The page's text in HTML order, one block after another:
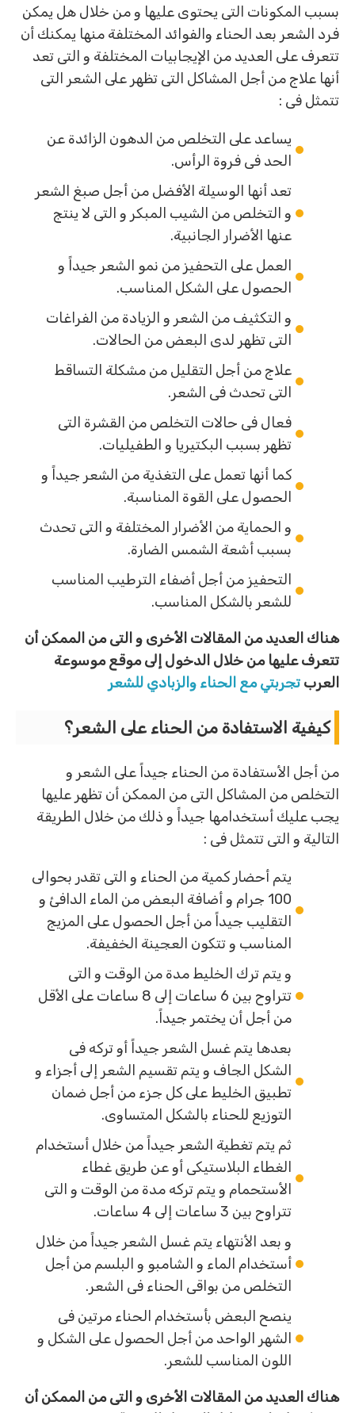
بسبب المكونات التى يحتوى عليها و من خلال هل يمكن
فرد الشعر بعد الحناء والفوائد المختلفة منها يمكنك أن
تتعرف على العديد من الإيجابيات المختلفة و التى تعد
أنها علاج من أجل المشاكل التى تظهر على الشعر التى
تتمثل فى :
يساعد على التخلص من الدهون الزائدة عن
الحد فى فروة الرأس.
تعد أنها الوسيلة الأفضل من أجل صبغ الشعر
و التخلص من الشيب المبكر و التى لا ينتج
عنها الأضرار الجانبية.
العمل على التحفيز من نمو الشعر جيداً و
الحصول على الشكل المناسب.
و التكثيف من الشعر و الزيادة من الفراغات
التى تظهر لدى البعض من الحالات.
علاج من أجل التقليل من مشكلة التساقط
التى تحدث فى الشعر.
فعال فى حالات التخلص من القشرة التى
تظهر بسبب البكتيريا و الطفيليات.
كما أنها تعمل على التغذية من الشعر جيداً و
الحصول على القوة المناسبة.
و الحماية من الأضرار المختلفة و التى تحدث
بسبب أشعة الشمس الضارة.
التحفيز من أجل أضفاء الترطيب المناسب
للشعر بالشكل المناسب.
هناك العديد من المقالات الأخرى و التى من الممكن أن
تتعرف عليها من خلال الدخول إلى موقع موسوعة
العرب تجربتي مع الحناء والزبادي للشعر
كيفية الاستفادة من الحناء على الشعر؟
من أجل الأستفادة من الحناء جيداً على الشعر و
التخلص من المشاكل التى من الممكن أن تظهر عليها
يجب عليك أستخدامها جيداً و ذلك من خلال الطريقة
التالية و التى تتمثل فى :
يتم أحضار كمية من الحناء و التى تقدر بحوالى
100 جرام و أضافة البعض من الماء الدافئ و
التقليب جيداً من أجل الحصول على المزيج
المناسب و تتكون العجينة الخفيفة.
و يتم ترك الخليط مدة من الوقت و التى
تتراوح بين 6 ساعات إلى 8 ساعات على الأقل
من أجل أن يختمر جيداً.
بعدها يتم غسل الشعر جيداً أو تركه فى
الشكل الجاف و يتم تقسيم الشعر إلى أجزاء و
تطبيق الخليط على كل جزء من أجل ضمان
التوزيع للحناء بالشكل المتساوى.
ثم يتم تغطية الشعر جيداً من خلال أستخدام
الغطاء البلاستيكى أو عن طريق غطاء
الأستحمام و يتم تركه مدة من الوقت و التى
تتراوح بين 3 ساعات إلى 4 ساعات.
و بعد الأنتهاء يتم غسل الشعر جيداً من خلال
أستخدام الماء و الشامبو و البلسم من أجل
التخلص من بواقى الحناء فى الشعر.
ينصح البعض بأستخدام الحناء مرتين فى
الشهر الواحد من أجل الحصول على الشكل و
اللون المناسب للشعر.
هناك العديد من المقالات الأخرى و التى من الممكن أن